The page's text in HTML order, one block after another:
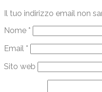
Il tuo indirizzo email non
Nome *
Email *
Sito web